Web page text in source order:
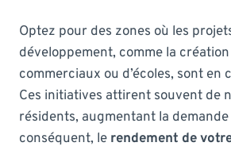
Optez pour des zones où les
développement, comme la
commerciaux ou d’écoles, sont en
Ces initiatives attirent souvent de
résidents, augmentant la
conséquent, le rendement de